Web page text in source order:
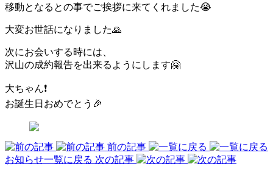
移動となるとの事でご挨拶に来てくれました😭
大変お世話になりました🙏
次にお会いする時には、
沢山の成約報告を出来るようにします🤗
大ちゃん❗️
お誕生日おめでとう🎉
前の記事
お知らせ一覧に戻る 次の記事